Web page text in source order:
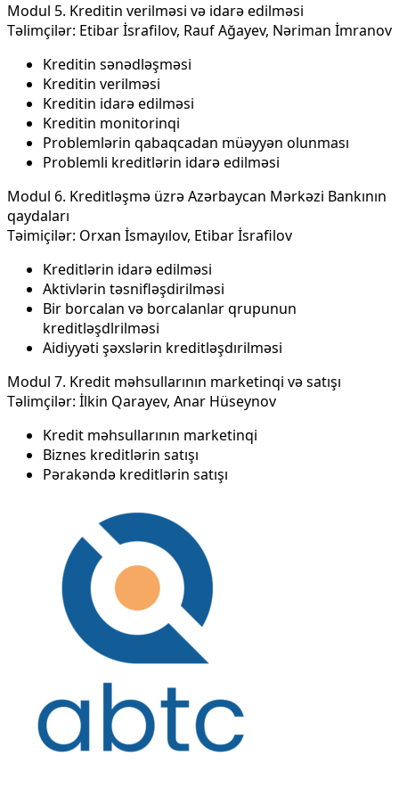
Modul 5. Kreditin verilməsi və idarə edilməsi
Təlimçilər: Etibar İsrafilov, Rauf Ağayev, Nəriman İmranov
Kreditin sənədləşməsi
Kreditin verilməsi
Kreditin idarə edilməsi
Kreditin monitorinqi
Problemlərin qabaqcadan müəyyən olunması
Problemli kreditlərin idarə edilməsi
Modul 6. Kreditləşmə üzrə Azərbaycan Mərkəzi Bankının
qaydaları
Təimiçilər: Orxan İsmayılov, Etibar İsrafilov
Kreditlərin idarə edilməsi
Aktivlərin təsnifləşdirilməsi
Bir borcalan və borcalanlar qrupunun
kreditləşdlrilməsi
Aidiyyəti şəxslərin kreditləşdırilməsi
Modul 7. Kredit məhsullarının marketinqi və satışı
Təlimçilər: İlkin Qarayev, Anar Hüseynov
Kredit məhsullarının marketinqi
Biznes kreditlərin satışı
Pərakəndə kreditlərin satışı